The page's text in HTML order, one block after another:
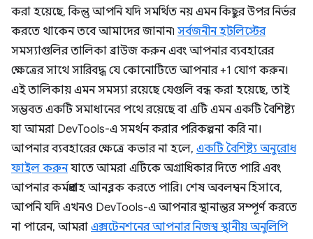
করা হয়েছে, কিন্তু আপনি যদি সমর্থিত নয় এমন কিছুর উপর নির্ভর
করতে থাকেন তবে আমাদের জানান৷ সর্বজনীন হটলিস্টের
সমস্যাগুলির তালিকা ব্রাউজ করুন এবং আপনার ব্যবহারের
ক্ষেত্রের সাথে সারিবদ্ধ যে কোনোটিতে আপনার +1 যোগ করুন।
এই তালিকায় এমন সমস্যা রয়েছে যেগুলি বন্ধ করা হয়েছে, তাই
সম্ভবত একটি সমাধানের পথে রয়েছে বা এটি এমন একটি বৈশিষ্ট্য
যা আমরা DevTools-এ সমর্থন করার পরিকল্পনা করি না।
আপনার ব্যবহারের ক্ষেত্রে কভার না হলে, একটি বৈশিষ্ট্য অনুরোধ
ফাইল করুনযাতে আমরা এটিকে অগ্রাধিকার দিতে পারি এবং
আপনার কর্মপ্রবাহ আনব্লক করতে পারি। শেষ অবলম্বন হিসাবে,
আপনি যদি এখনও DevTools-এ আপনার স্থানান্তর সম্পূর্ণ করতে
না পারেন, আমরা এক্সটেনশনের আপনার নিজস্ব স্থানীয় অনুলিপি